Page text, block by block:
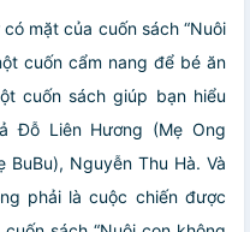
mặt của cuốn sách “Nuôi
cuốn cẩm nang để bé ăn
cuốn sách giúp bạn hiểu
Đỗ Liên Hương (Mẹ Ong
BuBu), Nguyễn Thu Hà. Và
phải là cuộc chiến được